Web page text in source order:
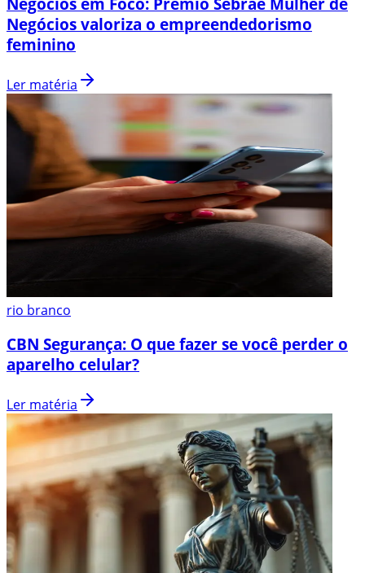
Negócios valoriza o empreendedorismo
feminino
Ler matéria
rio branco
CBN Segurança: O que fazer se você perder o
aparelho celular?
Ler matéria